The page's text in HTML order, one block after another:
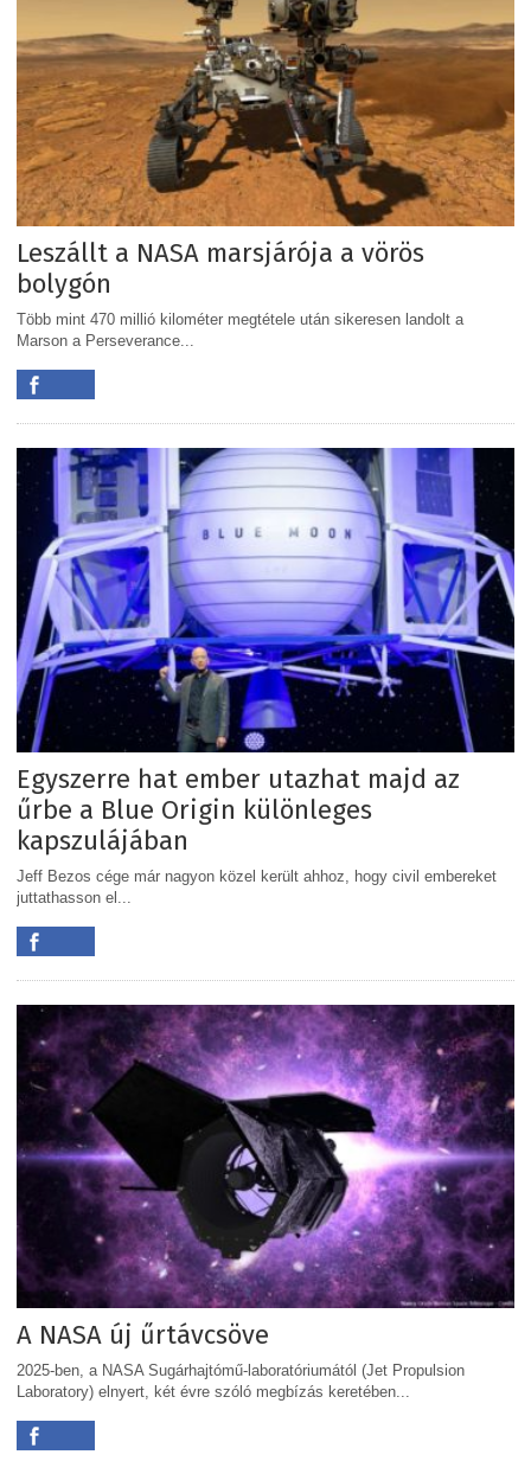
Leszállt a NASA marsjárója a vörös
bolygón
Több mint 470 millió kilométer megtétele után sikeresen landolt a
Marson a Perseverance...
Egyszerre hat ember utazhat majd az
űrbe a Blue Origin különleges
kapszulájában
Jeff Bezos cége már nagyon közel került ahhoz, hogy civil embereket
juttathasson el...
A NASA új űrtávcsöve
2025-ben, a NASA Sugárhajtómű-laboratóriumától (Jet Propulsion
Laboratory) elnyert, két évre szóló megbízás keretében...